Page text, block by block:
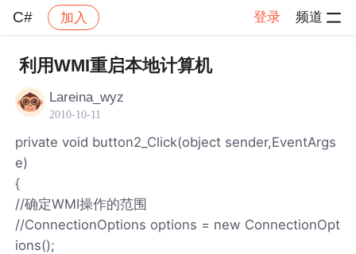
C# 加入 登录 频道
社区 C# 帖子详情
利用WMI重启本地计算机
Lareina_wyz
2010-10-11
private void button2_Click(object sender,EventArgs
e)
{
//确定WMI操作的范围
//ConnectionOptions options = new ConnectionOpt
ions();